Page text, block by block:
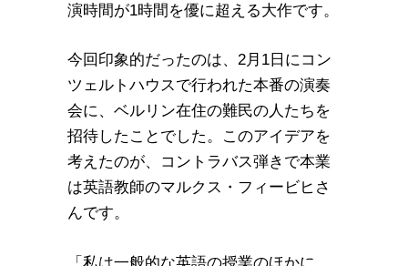
演時間が1時間を優に超える大作です。
今回印象的だったのは、2月1日にコン
ツェルトハウスで行われた本番の演奏
会に、ベルリン在住の難民の人たちを
招待したことでした。このアイデアを
考えたのが、コントラバス弾きで本業
は英語教師のマルクス・フィービヒさ
んです。